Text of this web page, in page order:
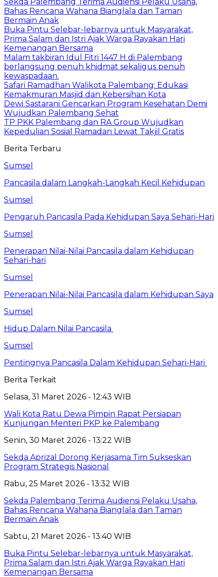
Bahas Rencana Wahana Bianglala dan Taman
Bermain Anak
Buka Pintu Selebar-lebarnya untuk Masyarakat,
Prima Salam dan Istri Ajak Warga Rayakan Hari
Kemenangan Bersama
Malam takbiran Idul Fitri 1447 H di Palembang
berlangsung penuh khidmat sekaligus penuh
kewaspadaan.
Safari Ramadhan Walikota Palembang: Edukasi
Kemakmuran Masjid dan Kebersihan Kota
Dewi Sastarani Gencarkan Program Kesehatan Demi
Wujudkan Palembang Sehat
TP PKK Palembang dan RA Group Wujudkan
Kepedulian Sosial Ramadan Lewat Takjil Gratis
Berita Terbaru
Sumsel
Pancasila dalam Langkah-Langkah Kecil Kehidupan
Sumsel
Pengaruh Pancasila Pada Kehidupan Saya Sehari-Hari
Sumsel
Penerapan Nilai-Nilai Pancasila dalam Kehidupan
Sehari-hari
Sumsel
Penerapan Nilai-Nilai Pancasila dalam Kehidupan Saya
Sumsel
Hidup Dalam Nilai Pancasila
Sumsel
Pentingnya Pancasila Dalam Kehidupan Sehari-Hari
Berita Terkait
Selasa, 31 Maret 2026 - 12:43 WIB
Wali Kota Ratu Dewa Pimpin Rapat Persiapan
Kunjungan Menteri PKP ke Palembang
Senin, 30 Maret 2026 - 13:22 WIB
Sekda Aprizal Dorong Kerjasama Tim Sukseskan
Program Strategis Nasional
Rabu, 25 Maret 2026 - 13:32 WIB
Sekda Palembang Terima Audiensi Pelaku Usaha,
Bahas Rencana Wahana Bianglala dan Taman
Bermain Anak
Sabtu, 21 Maret 2026 - 13:40 WIB
Buka Pintu Selebar-lebarnya untuk Masyarakat,
Prima Salam dan Istri Ajak Warga Rayakan Hari
Kemenangan Bersama